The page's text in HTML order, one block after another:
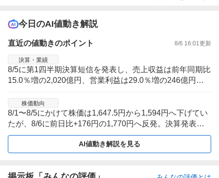
ア
今日のAI値動き解説
直近の値動きのポイント 8/6 16:01 更新
決算・業績
8/5に第1四半期決算短信を発表し、売上収益は前年同期比
15.0％増の2,020億円、営業利益は29.0％増の246億円。
日比+11.04％の1,770円まで急伸した。
株価動向
8/1〜8/5にかけて株価は1,647.5円から1,594円へ下げてい
たが、8/6に前日比+176円の1,770円へ反発。決算発表直
後に下落基調から一転し、直近5営業日の値動きは業績材
料で方向が切り替わった形となった。
AI値動き解説を見る